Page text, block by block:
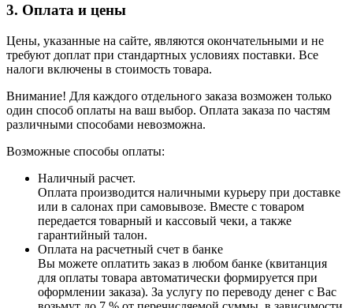
3. Оплата и цены
Цены, указанные на сайте, являются окончательными и не
требуют доплат при стандартных условиях поставки. Все
налоги включены в стоимость товара.
Внимание! Для каждого отдельного заказа возможен только
один способ оплаты на ваш выбор. Оплата заказа по частям
различными способами невозможна.
Возможные способы оплаты:
Наличный расчет.
Оплата производится наличными курьеру при доставке
или в салонах при самовывозе. Вместе с товаром
передается товарный и кассовый чеки, а также
гарантийный талон.
Оплата на расчетный счет в банке
Вы можете оплатить заказ в любом банке (квитанция
для оплаты товара автоматически формируется при
оформлении заказа). За услугу по переводу денег с Вас